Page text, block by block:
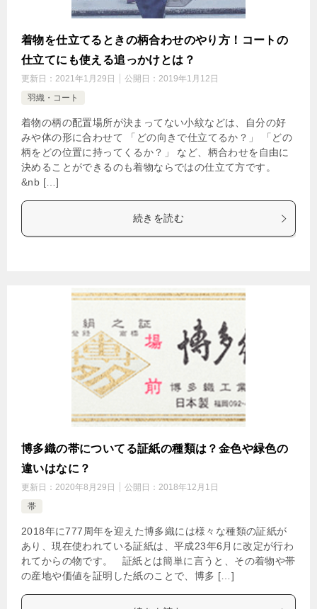
着物を仕立てるときの柄合わせのやり方！コートの
仕立てにも使える追っかけとは？
更新日： 2021年1月29日 公開日： 2019年1月12日
羽織・コート
着物の柄の配置場所が決まってない小紋などは、自分の好
みや体の形に合わせて 「どの向きで仕立てるか？」 「どの
柄をどの位置に持ってくるか？」 など、柄合わせを自由に
決めることができるのも着物ならではの仕立て方です。
&nb […]
続きを読む
博多織の帯についてる証紙の種類は？金色や緑色の
違いはなに？
更新日： 2020年8月29日 公開日： 2018年12月1日
帯
2018年に777周年を迎えた博多織には様々な種類の証紙が
あり、現在使われている証紙は、平成23年6月に改定が行わ
れてからの物です。 証紙とは簡単に言うと、その着物や帯
の産地や価値を証明した紙のことで、博多 […]